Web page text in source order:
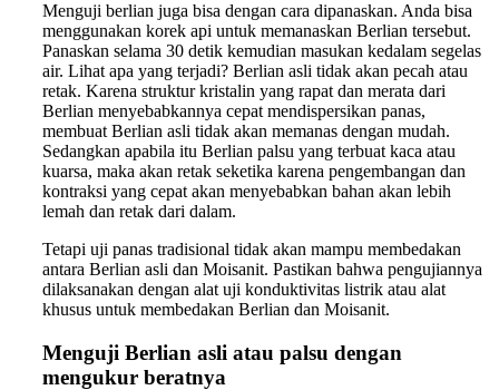
Menguji berlian juga bisa dengan cara dipanaskan. Anda bisa
menggunakan korek api untuk memanaskan Berlian tersebut.
Panaskan selama 30 detik kemudian masukan kedalam segelas
air. Lihat apa yang terjadi? Berlian asli tidak akan pecah atau
retak. Karena struktur kristalin yang rapat dan merata dari
Berlian menyebabkannya cepat mendispersikan panas,
membuat Berlian asli tidak akan memanas dengan mudah.
Sedangkan apabila itu Berlian palsu yang terbuat kaca atau
kuarsa, maka akan retak seketika karena pengembangan dan
kontraksi yang cepat akan menyebabkan bahan akan lebih
lemah dan retak dari dalam.
Tetapi uji panas tradisional tidak akan mampu membedakan
antara Berlian asli dan Moisanit. Pastikan bahwa pengujiannya
dilaksanakan dengan alat uji konduktivitas listrik atau alat
khusus untuk membedakan Berlian dan Moisanit.
Menguji Berlian asli atau palsu dengan
mengukur beratnya